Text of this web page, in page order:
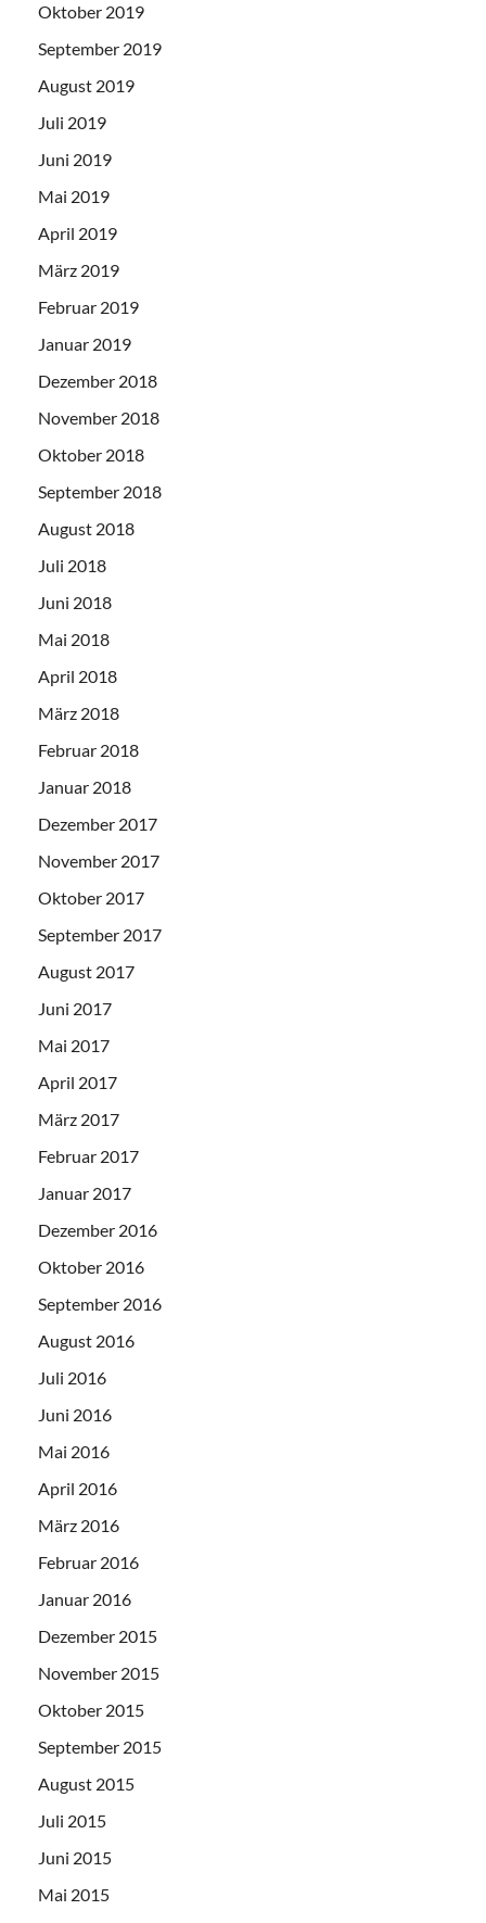
Oktober 2019
September 2019
August 2019
Juli 2019
Juni 2019
Mai 2019
April 2019
März 2019
Februar 2019
Januar 2019
Dezember 2018
November 2018
Oktober 2018
September 2018
August 2018
Juli 2018
Juni 2018
Mai 2018
April 2018
März 2018
Februar 2018
Januar 2018
Dezember 2017
November 2017
Oktober 2017
September 2017
August 2017
Juni 2017
Mai 2017
April 2017
März 2017
Februar 2017
Januar 2017
Dezember 2016
Oktober 2016
September 2016
August 2016
Juli 2016
Juni 2016
Mai 2016
April 2016
März 2016
Februar 2016
Januar 2016
Dezember 2015
November 2015
Oktober 2015
September 2015
August 2015
Juli 2015
Juni 2015
Mai 2015